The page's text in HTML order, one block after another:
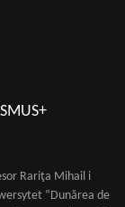
Rariţa Mihail i
“Dunărea de